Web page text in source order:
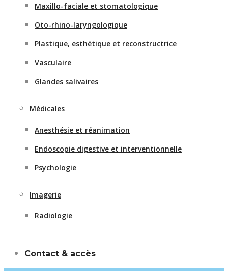
Maxillo-faciale et stomatologique
Oto-rhino-laryngologique
Plastique, esthétique et reconstructrice
Vasculaire
Glandes salivaires
Médicales
Anesthésie et réanimation
Endoscopie digestive et interventionnelle
Psychologie
Imagerie
Radiologie
Contact & accès